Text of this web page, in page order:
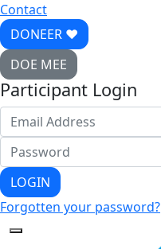
Contact
DONEER ♥
DOE MEE
Participant Login
LOGIN
Forgotten your password?